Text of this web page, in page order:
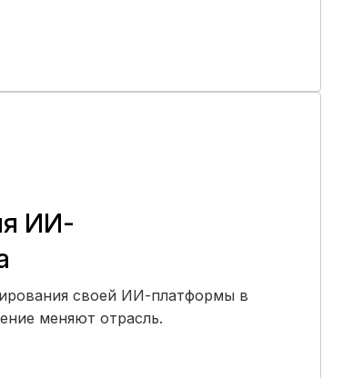
ИИ-
своей ИИ-платформы в
меняют отрасль.